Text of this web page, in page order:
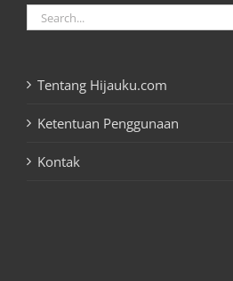
Search
for:
Tentang Hijauku.com
Ketentuan Penggunaan
Kontak